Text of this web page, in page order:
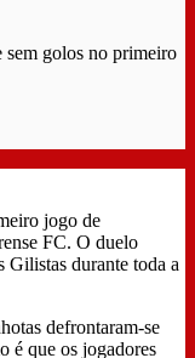
sem golos no primeiro
jogo de
FC. O duelo
Gilistas durante toda a
defrontaram-se
é que os jogadores